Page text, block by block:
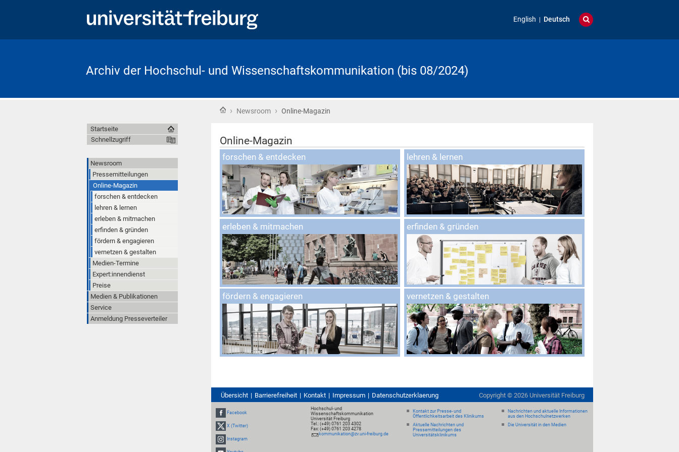
English Deutsch
Archiv der Hochschul- und Wissenschaftskommunikation (bis 08/2024)
Startseite
› Newsroom › Online-Magazin
Online-Magazin
Online-Magazin
forschen & entdecken lehren & lernen
erleben & mitmachen erfinden & gründen
fördern & engagieren vernetzen & gestalten
Startseite
Schnellzugriff
Newsroom
Pressemitteilungen
Online-Magazin
forschen & entdecken
lehren & lernen
erleben & mitmachen
erfinden & gründen
fördern & engagieren
vernetzen & gestalten
Medien-Termine
Expert:innendienst
Preise
Medien & Publikationen
Service
Anmeldung Presseverteiler
Übersicht Barrierefreiheit Kontakt Impressum Datenschutzerklaerung Copyright © 2026 Universität Freiburg
Facebook
X (Twitter)
Instagram
Hochschul- und
Wissenschaftskommunikation
Universität Freiburg
Tel.: (+49) 0761 203 4302
Fax: (+49) 0761 203 4278
kommunikation@zv.uni-freiburg.de
Kontakt zur Presse- und
Öffentlichkeitsarbeit des Klinikums
Aktuelle Nachrichten und
Pressemitteilungen des
Universitätsklinikums
Nachrichten und aktuelle Informationen
aus den Hochschulnetzwerken
Die Universität in den Medien